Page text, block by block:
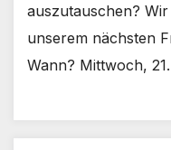
auszutauschen?
unserem nächsten
Wann? Mittwoch,